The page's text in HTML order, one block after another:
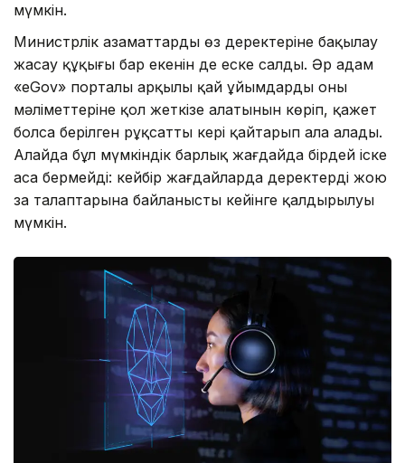
мүмкін.
Министрлік азаматтардың өз деректеріне бақылау
жасау құқығы бар екенін де еске салды. Әр адам
«eGov» порталы арқылы қай ұйымдардың оның
мәліметтеріне қол жеткізе алатынын көріп, қажет
болса берілген рұқсатты кері қайтарып ала алады.
Алайда бұл мүмкіндік барлық жағдайда бірдей іске
аса бермейді: кейбір жағдайларда деректерді жою
заң талаптарына байланысты кейінге қалдырылуы
мүмкін.